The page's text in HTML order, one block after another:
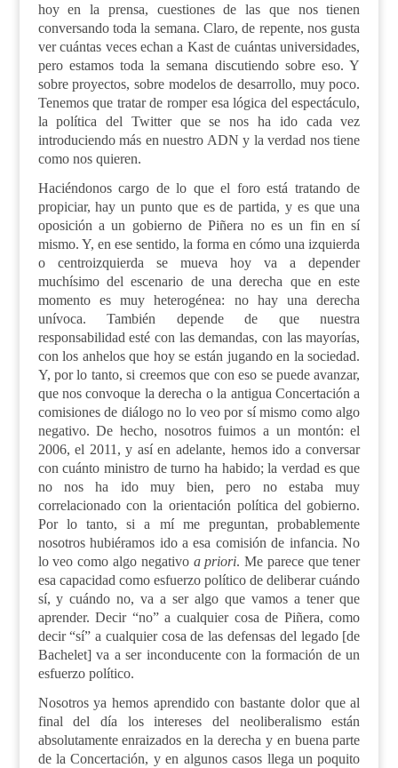
hoy en la prensa, cuestiones de las que nos tienen
conversando toda la semana. Claro, de repente, nos gusta
ver cuántas veces echan a Kast de cuántas universidades,
pero estamos toda la semana discutiendo sobre eso. Y
sobre proyectos, sobre modelos de desarrollo, muy poco.
Tenemos que tratar de romper esa lógica del espectáculo,
la política del Twitter que se nos ha ido cada vez
introduciendo más en nuestro ADN y la verdad nos tiene
como nos quieren.
Haciéndonos cargo de lo que el foro está tratando de
propiciar, hay un punto que es de partida, y es que una
oposición a un gobierno de Piñera no es un fin en sí
mismo. Y, en ese sentido, la forma en cómo una izquierda
o centroizquierda se mueva hoy va a depender
muchísimo del escenario de una derecha que en este
momento es muy heterogénea: no hay una derecha
unívoca. También depende de que nuestra
responsabilidad esté con las demandas, con las mayorías,
con los anhelos que hoy se están jugando en la sociedad.
Y, por lo tanto, si creemos que con eso se puede avanzar,
que nos convoque la derecha o la antigua Concertación a
comisiones de diálogo no lo veo por sí mismo como algo
negativo. De hecho, nosotros fuimos a un montón: el
2006, el 2011, y así en adelante, hemos ido a conversar
con cuánto ministro de turno ha habido; la verdad es que
no nos ha ido muy bien, pero no estaba muy
correlacionado con la orientación política del gobierno.
Por lo tanto, si a mí me preguntan, probablemente
nosotros hubiéramos ido a esa comisión de infancia. No
lo veo como algo negativo a priori. Me parece que tener
esa capacidad como esfuerzo político de deliberar cuándo
sí, y cuándo no, va a ser algo que vamos a tener que
aprender. Decir “no” a cualquier cosa de Piñera, como
decir “sí” a cualquier cosa de las defensas del legado [de
Bachelet] va a ser inconducente con la formación de un
esfuerzo político.
Nosotros ya hemos aprendido con bastante dolor que al
final del día los intereses del neoliberalismo están
absolutamente enraizados en la derecha y en buena parte
de la Concertación, y en algunos casos llega un poquito